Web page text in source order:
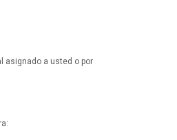
asignado a usted o por